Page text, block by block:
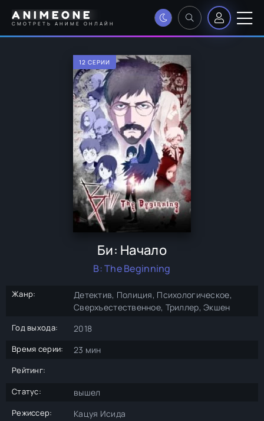
ANIMEONE
СМОТРЕТЬ АНИМЕ ОНЛАЙН
12 СЕРИИ
Би: Начало
B: The Beginning
Жанр:
Детектив, Полиция, Психологическое,
Сверхъестественное, Триллер, Экшен
Год выхода: 2018
Время серии: 23 мин
Рейтинг:
Статус:
вышел
Режиссер: Кацуя Исида